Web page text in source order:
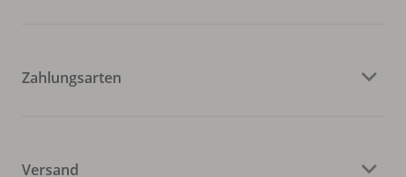
Zahlungsarten
Versand